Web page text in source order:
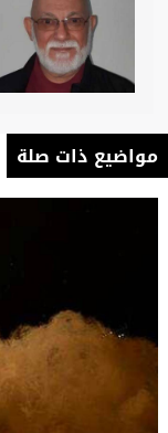
مواضيع ذات صلة